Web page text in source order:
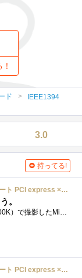
ド
IEEE1394
3.0
持ってる!
エアリア GT-V IEEE1394a 2ポート PCI express ×1 VIAチップ搭載 SD-PEFWV2
。
古いビデオカメラ（DCR-PC300K）で撮影したMiniDVテープの映像をPCに取り込むために購入しました。テープの映像はRCAからの取り込みも可能ですが、i....
エアリア GT-V IEEE1394a 2ポート PCI express ×1 VIAチップ搭載 SD-PEFWV2